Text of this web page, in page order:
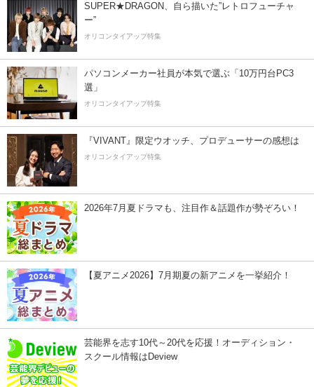
SUPER★DRAGON、自ら描いた”レトロフューチャ
ー”
オリコンタイアップ特集
パソコンメーカー社員が本気で選ぶ「10万円台PC3
選」
オリコンタイアップ特集
『VIVANT』限定ウオッチ、プロデューサーの感想は
オリコンタイアップ特集
2026年7月夏ドラマも、注目作＆話題作が勢ぞろい！
【夏アニメ2026】7月期夏の新アニメを一挙紹介！
芸能界を志す10代～20代を応援！オーディション・
スクール情報はDeview